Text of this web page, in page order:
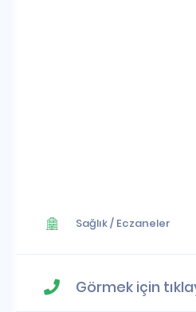
Sağlık/ Eczaneler
Görmek için